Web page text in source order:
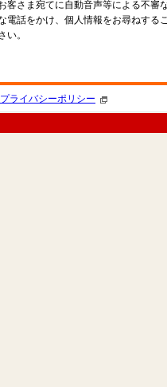
客さま宛てに自動音声等による不審
電話をかけ、個人情報をお尋ねする
い。
ライバシーポリシー